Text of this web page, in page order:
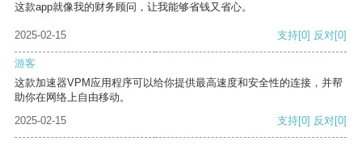
这款app就像我的财务顾问，让我能够省钱又省心。
2025-02-15 支持[0] 反对[0]
游客
这款加速器VPM应用程序可以给你提供最高速度和安全性的连接，并帮
助你在网络上自由移动。
2025-02-15
支持[0] 反对[0]